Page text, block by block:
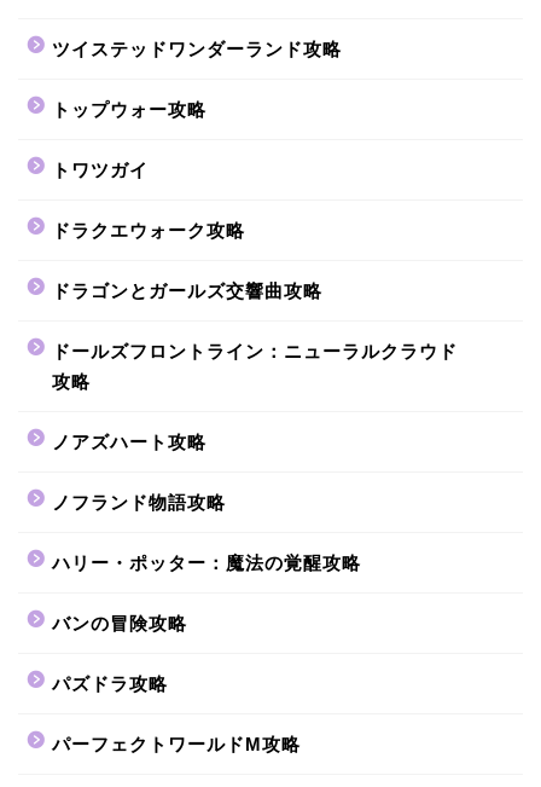
ツイステッドワンダーランド攻略
トップウォー攻略
トワツガイ
ドラクエウォーク攻略
ドラゴンとガールズ交響曲攻略
ドールズフロントライン：ニューラルクラウド
攻略
ノアズハート攻略
ノフランド物語攻略
ハリー・ポッター：魔法の覚醒攻略
バンの冒険攻略
パズドラ攻略
パーフェクトワールドM攻略